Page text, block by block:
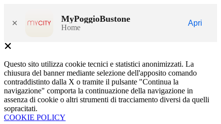
× MyPoggioBustone
Home
Apri
Questo sito utilizza cookie tecnici e statistici anonimizzati. La
chiusura del banner mediante selezione dell'apposito comando
contraddistinto dalla X o tramite il pulsante "Continua la
navigazione" comporta la continuazione della navigazione in
assenza di cookie o altri strumenti di tracciamento diversi da quelli
sopracitati.
COOKIE POLICY